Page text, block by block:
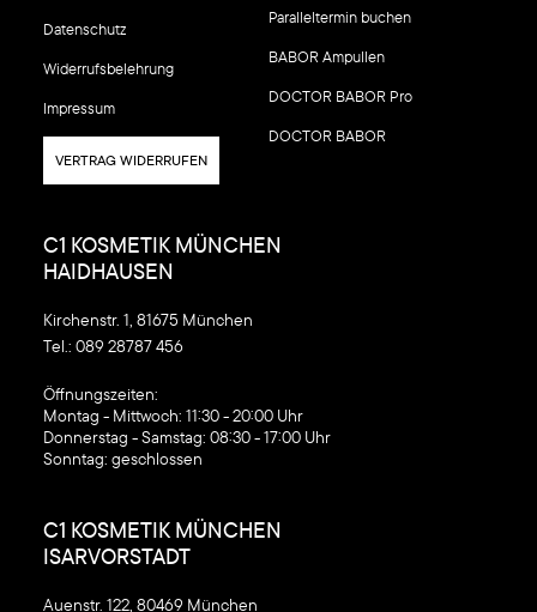
Datenschutz
Widerrufsbelehrung
Impressum
VERTRAG WIDERRUFEN
Paralleltermin buchen
BABOR Ampullen
DOCTOR BABOR Pro
DOCTOR BABOR
C1 KOSMETIK MÜNCHEN
HAIDHAUSEN
Kirchenstr. 1, 81675 München
Tel.: 089 28787 456
‍Öffnungszeiten:
Montag - Mittwoch: 11:30 - 20:00 Uhr
Donnerstag - Samstag: 08:30 - 17:00 Uhr
Sonntag: geschlossen
C1 KOSMETIK MÜNCHEN
ISARVORSTADT
Auenstr. 122, 80469 München